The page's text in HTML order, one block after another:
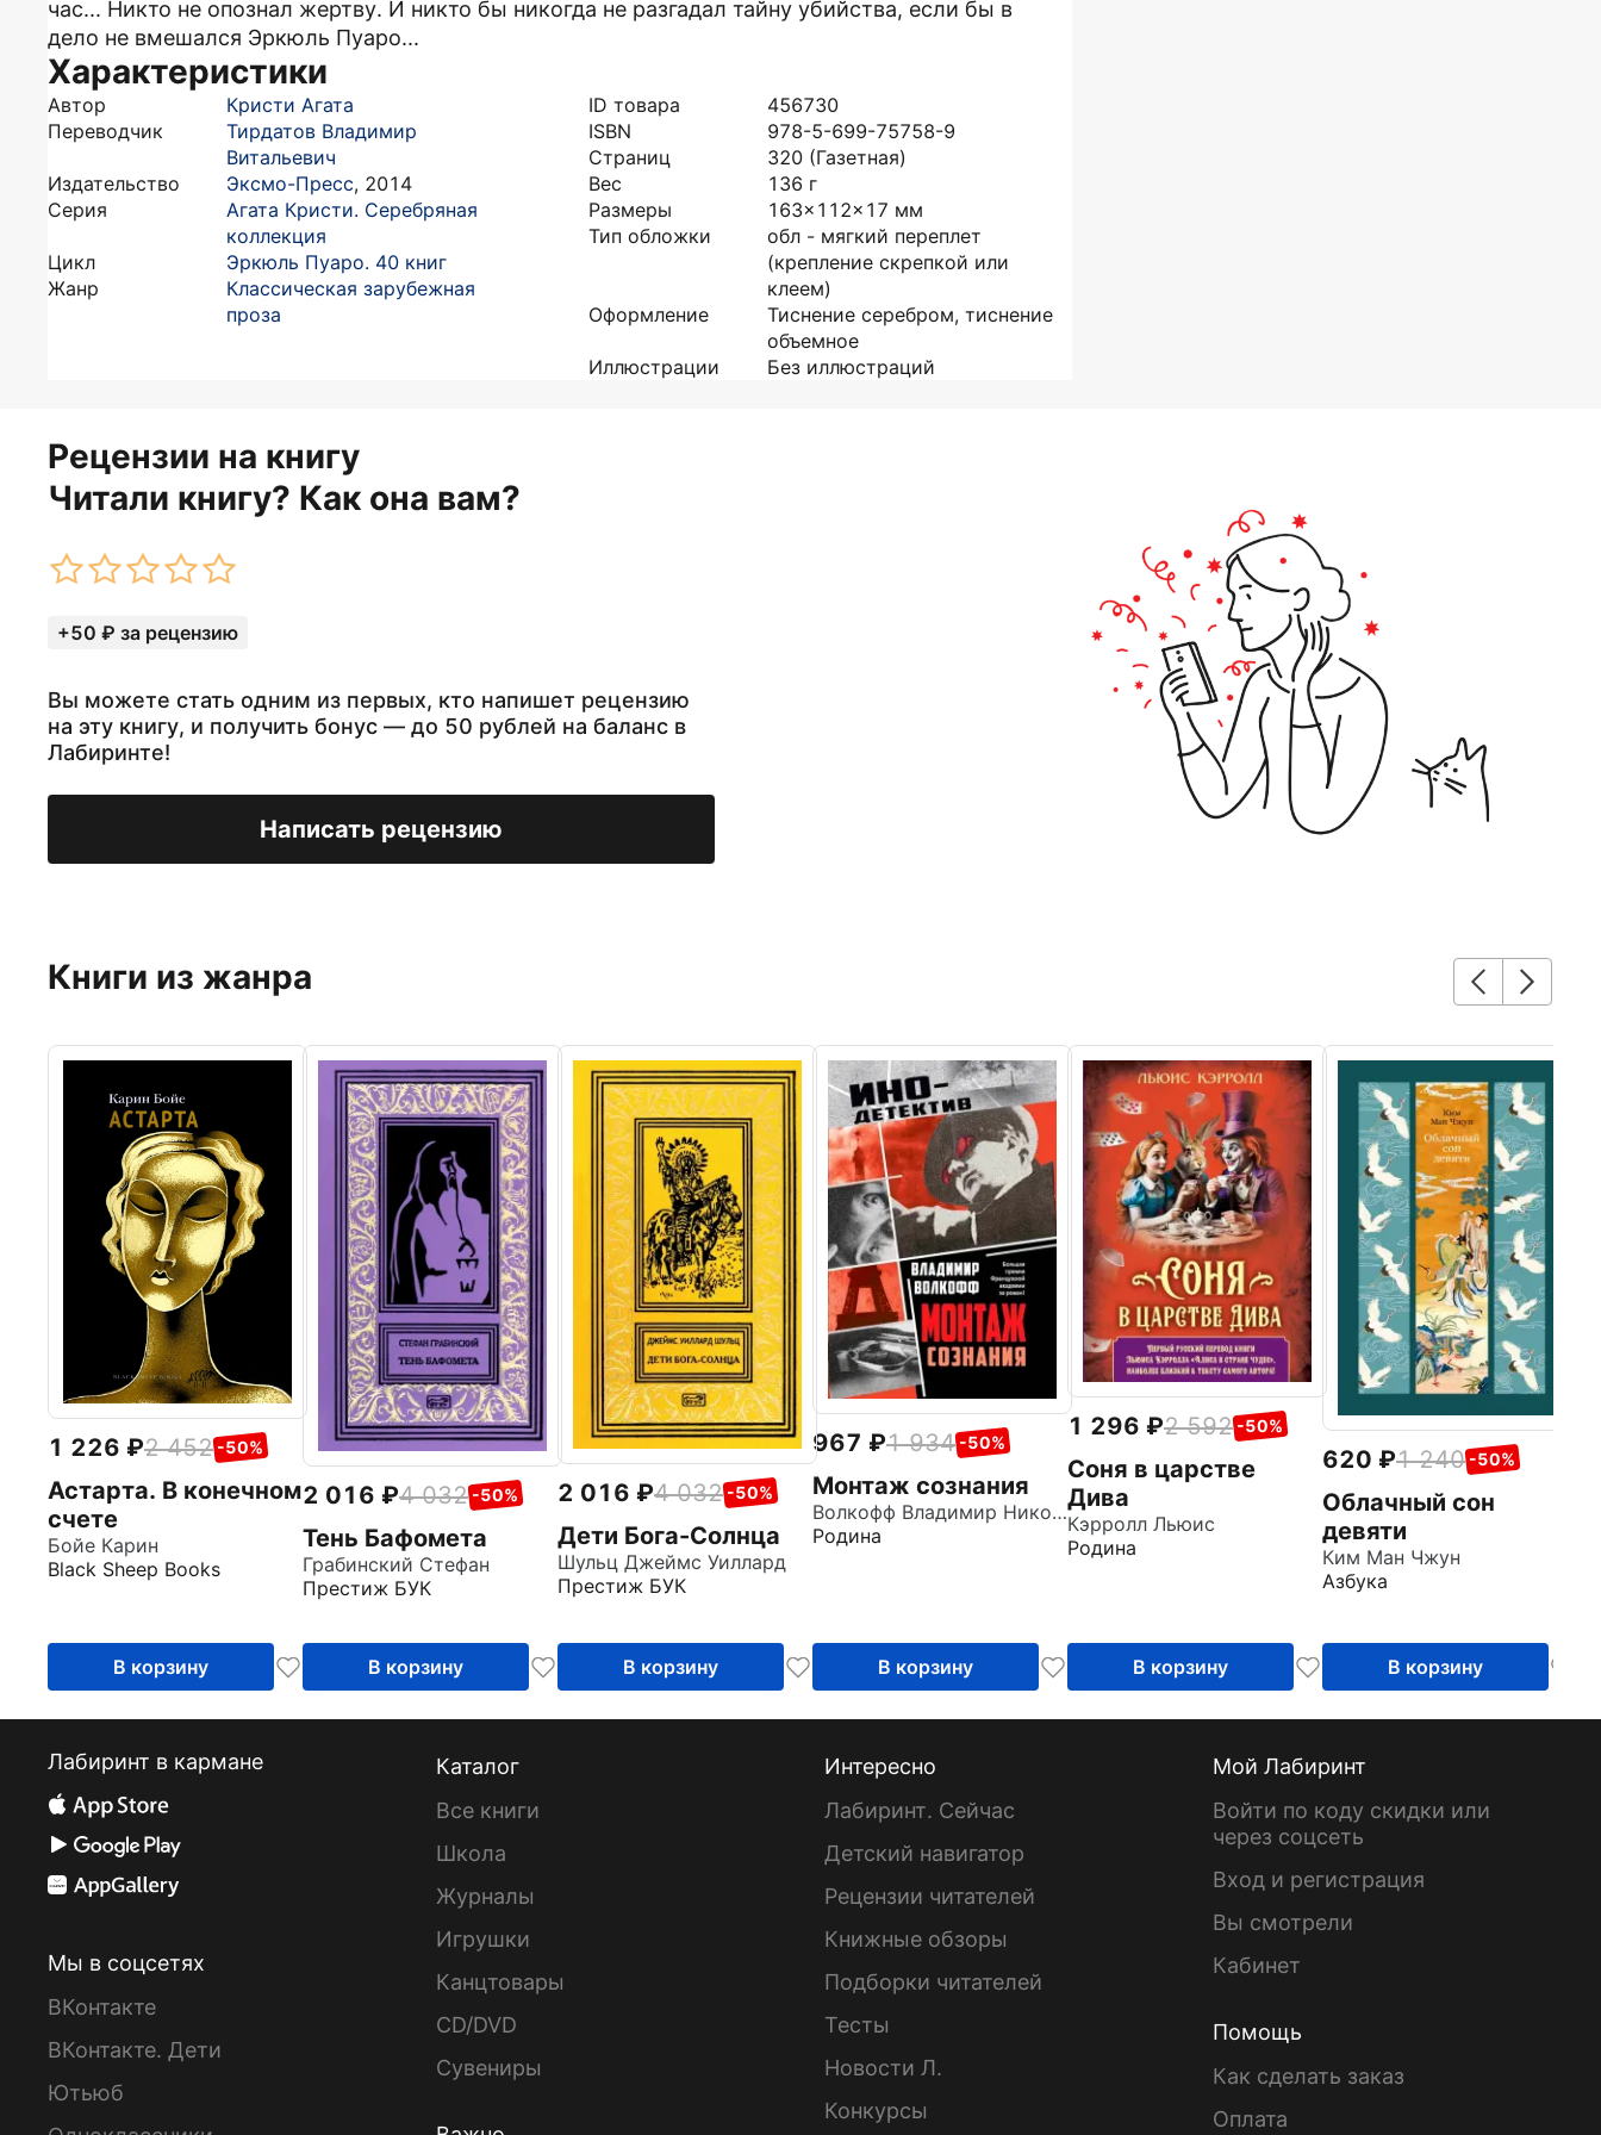
час... Никто не опознал жертву. И никто бы никогда не разгадал тайну убийства, если бы в
дело не вмешался Эркюль Пуаро...
Характеристики
Автор
Кристи Агата
Переводчик
Тирдатов Владимир
Витальевич
Издательство
Эксмо-Пресс, 2014
Серия
Агата Кристи. Серебряная
коллекция
Цикл
Эркюль Пуаро. 40 книг
Жанр
Классическая зарубежная
проза
ID товара
456730
ISBN
978-5-699-75758-9
Страниц
320 (Газетная)
Вес
136 г
Размеры
163x112x17 мм
Тип обложки
обл - мягкий переплет
(крепление скрепкой или
клеем)
Оформление
Тиснение серебром, тиснение
объемное
Иллюстрации
Без иллюстраций
Рецензии на книгу
Читали книгу? Как она вам?
+50 ₽ за рецензию
Вы можете стать одним из первых, кто напишет рецензию
на эту книгу, и получить бонус — до 50 рублей на баланс в
Лабиринте!
Написать рецензию
Книги из жанра
1 226 2 452 -50%
Астарта. В конечном
счете
Бойе Карин
Black Sheep Books
В корзину
2 016 4 032 -50%
Тень Бафомета
Грабинский Стефан
Престиж БУК
В корзину
2 016 4 032 -50%
Дети Бога-Солнца
Шульц Джеймс Уиллард
Престиж БУК
В корзину
967 1 934 -50%
Монтаж сознания
Волкофф Владимир Николаевич
Родина
В корзину
1 296 2 592 -50%
Соня в царстве
Дива
Кэрролл Льюис
Родина
В корзину
620 1 240 -50%
Облачный сон
девяти
Ким Ман Чжун
Азбука
В корзину
Лабиринт в кармане
Мы в соцсетях
ВКонтакте
ВКонтакте. Дети
Ютьюб
Каталог
Все книги
Школа
Журналы
Игрушки
Канцтовары
CD/DVD
Сувениры
Интересно
Лабиринт. Сейчас
Детский навигатор
Рецензии читателей
Книжные обзоры
Подборки читателей
Тесты
Новости Л.
Конкурсы
Мой Лабиринт
Войти по коду скидки или
через соцсеть
Вход и регистрация
Вы смотрели
Кабинет
Помощь
Как сделать заказ
Оплата